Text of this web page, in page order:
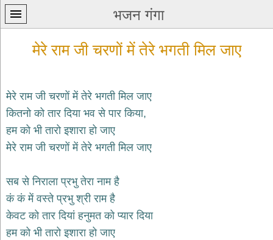
भजन गंगा
प्रथम
पन्ना
भजन
krishna
bhajans
शिव
भजन
मेरे राम जी चरणों में तेरे भगती मिल जाए
मेरे राम जी चरणों में तेरे भगती मिल जाए
कितनो को तार दिया भव से पार किया,
हम को भी तारो इशारा हो जाए
मेरे राम जी चरणों में तेरे भगती मिल जाए
सब से निराला प्रभु तेरा नाम है
कं कं में वस्ते प्रभु श्री राम है
केवट को तार दियां हनुमत को प्यार दिया
हम को भी तारो इशारा हो जाए